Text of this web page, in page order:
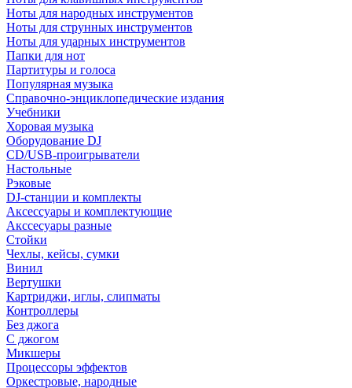
Ноты для народных инструментов
Ноты для струнных инструментов
Ноты для ударных инструментов
Папки для нот
Партитуры и голоса
Популярная музыка
Справочно-энциклопедические издания
Учебники
Хоровая музыка
Оборудование DJ
CD/USB-проигрыватели
Настольные
Рэковые
DJ-станции и комплекты
Аксессуары и комплектующие
Акссесуары разные
Стойки
Чехлы, кейсы, сумки
Винил
Вертушки
Картриджи, иглы, слипматы
Контроллеры
Без джога
С джогом
Микшеры
Процессоры эффектов
Оркестровые, народные